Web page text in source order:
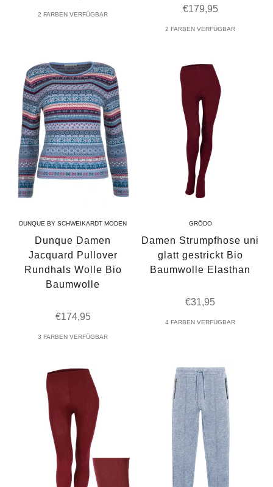
2 FARBEN VERFÜGBAR
Angebot
€179,95
2 FARBEN VERFÜGBAR
DUNQUE BY SCHWEIKARDT MODEN
Dunque Damen
Jacquard Pullover
Rundhals Wolle Bio
Baumwolle
Angebot
€174,95
3 FARBEN VERFÜGBAR
GRÖDO
Damen Strumpfhose uni
glatt gestrickt Bio
Baumwolle Elasthan
Angebot
€31,95
4 FARBEN VERFÜGBAR